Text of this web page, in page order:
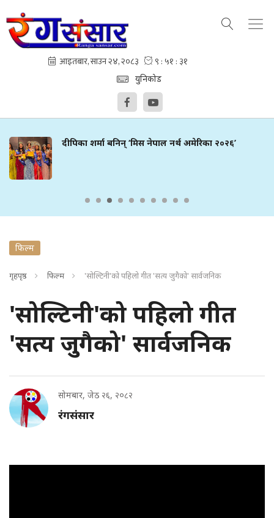
युनिकोड
दीपिका शर्मा बनिन् ‘मिस नेपाल नर्थ अमेरिका २०२६’
फिल्म
गृहपृष्ठ फिल्म 'सोल्टिनी'को पहिलो गीत 'सत्य जुगैको' सार्वजनिक
'सोल्टिनी'को पहिलो गीत
'सत्य जुगैको' सार्वजनिक
सोमबार, जेठ २६, २०८२
रंगसंसार